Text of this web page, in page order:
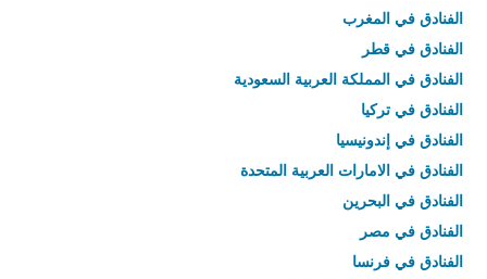
الفنادق في المغرب
الفنادق في قطر
الفنادق في المملكة العربية السعودية
الفنادق في تركيا
الفنادق في إندونيسيا
الفنادق في الامارات العربية المتحدة
الفنادق في البحرين
الفنادق في مصر
الفنادق في فرنسا